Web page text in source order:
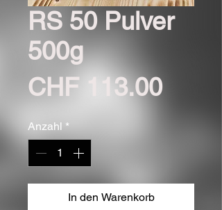
RS 50 Pulver
500g
CHF 113.00Preis
Anzahl *
In den Warenkorb